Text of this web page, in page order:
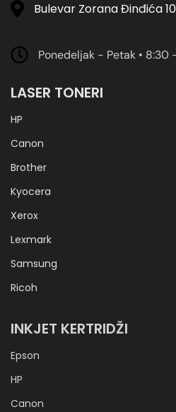
Bulevar Zorana Đinđića
Ponedeljak - Petak • 8:30
LASER TONERI
HP
Canon
Brother
Kyocera
Xerox
Lexmark
Samsung
Ricoh
INKJET KERTRIDŽI
Epson
HP
Canon